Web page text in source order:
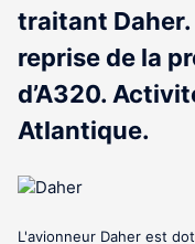
traitant
reprise de la
d’A320.
Atlantique.
L'avionneur Daher est